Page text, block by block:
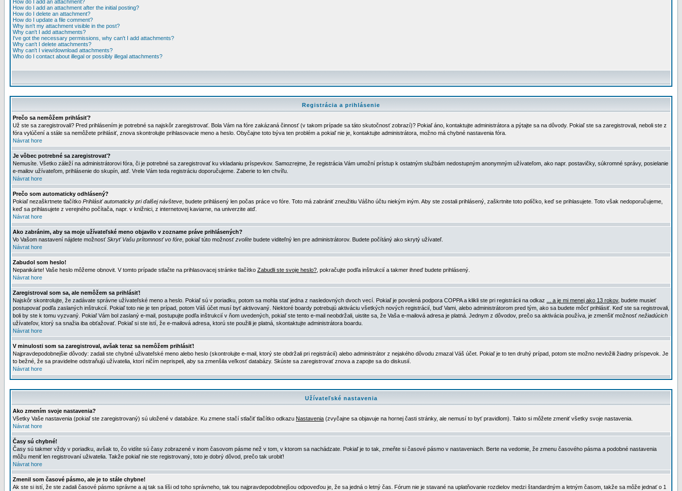
How do I add an attachment?
How do I add an attachment after the initial posting?
How do I delete an attachment?
How do I update a file comment?
Why isn't my attachment visible in the post?
Why can't I add attachments?
I've got the necessary permissions, why can't I add attachments?
Why can't I delete attachments?
Why can't I view/download attachments?
Who do I contact about illegal or possibly illegal attachments?
Registrácia a prihlásenie
Prečo sa nemôžem prihlásiť?
Už ste sa zaregistrovali? Pred prihlásením je potrebné sa najskôr zaregistrovať. Bola Vám na fóre zakázaná činnosť (v takom prípade sa táto skutočnosť zobrazí)? Pokiaľ áno, kontaktujte administrátora a pýtajte sa na dôvody. Pokiaľ ste sa zaregistrovali, neboli ste z
fóra vylúčení a stále sa nemôžete prihlásiť, znova skontrolujte prihlasovacie meno a heslo. Obyčajne toto býva ten problém a pokiaľ nie je, kontaktujte administrátora, možno má chybné nastavenia fóra.
Návrat hore
Je vôbec potrebné sa zaregistrovať?
Nemusíte. Všetko záleží na administrátorovi fóra, či je potrebné sa zaregistrovať ku vkladaniu príspevkov. Samozrejme, že registrácia Vám umožní prístup k ostatným službám nedostupným anonymným užívateľom, ako napr. postavičky, súkromné správy, posielanie
e-mailov užívateľom, prihlásenie do skupín, atď. Vrele Vám teda registráciu doporučujeme. Zaberie to len chvíľu.
Návrat hore
Prečo som automaticky odhlásený?
Pokiaľ nezaškrtnete tlačítko Prihlásiť automaticky pri ďalšej návšteve , budete prihlásený len počas práce vo fóre. Toto má zabrániť zneužitiu Vášho účtu niekým iným. Aby ste zostali prihlásený, zaškrtnite toto políčko, keď se prihlasujete. Toto však nedoporučujeme,
keď sa prihlasujete z verejného počítača, napr. v knižnici, z internetovej kaviarne, na univerzite atď.
Návrat hore
Ako zabránim, aby sa moje užívateľské meno objavilo v zozname práve prihlásených?
Vo Vašom nastavení nájdete možnosťSkryť Vašu prítomnosť vo fóre , pokiaľ túto možnosťzvolíte budete viditeľný len pre administrátorov. Budete počítáný ako skrytý užívateľ.
Návrat hore
Zabudol som heslo!
Nepanikárte! Vaše heslo môžeme obnovit. V tomto prípade stlačte na prihlasovacej stránke tlačítko Zabudli ste svoje heslo? , pokračujte podľa inštrukcií a takmer ihneď budete prihlásený.
Návrat hore
Zaregistroval som sa, ale nemôžem sa prihlásiť!
Najskôr skontrolujte, že zadávate správne užívateľské meno a heslo. Pokiaľ sú v poriadku, potom sa mohla stať jedna z nasledovných dvoch vecí. Pokiaľ je povolená podpora COPPA a klikli ste pri registrácii na odkaz
... a je mi menej ako 13 rokov, budete musieť
postupovať podľa zaslaných inštrukcií. Pokiaľ toto nie je ten prípad, potom Váš účet musí byť aktivovaný. Niektoré boardy potrebujú aktiváciu všetkých nových registrácií, buď Vami, alebo administrátorom pred tým, ako sa budete môcť prihlásiť. Keď ste sa registrovali,
boli by ste k tomu vyzvaný. Pokiaľ Vám bol zaslaný e-mail, postupujte podľa inštrukcií v ňom uvedených, pokiaľ ste tento e-mail neobdržali, uistite sa, že Vaša e-mailová adresa je platná. Jednym z dôvodov, prečo sa aktivácia používa, je zmenšiť možnosťnežiadúcich
užívateľov, ktorý sa snažia iba obťažovať. Pokiaľ si ste istí, že e-mailová adresa, ktorú ste použili je platná, skontaktujte administrátora boardu.
Návrat hore
V minulosti som sa zaregistroval, avšak teraz sa nemôžem prihlásiť!
Najpravdepodobnejšie dôvody: zadali ste chybné uživateľské meno alebo heslo (skontrolujte e-mail, ktorý ste obdržali pri registrácií) alebo administrátor z nejakého dôvodu zmazal Váš účet. Pokiaľ je to ten druhý prípad, potom ste možno nevložili žiadny príspevok. Je
to bežné, že sa pravidelne odstraňujú užívatelia, ktorí ničím neprispeli, aby sa zmenšila veľkosť databázy. Skúste sa zaregistrovať znova a zapojte sa do diskusií.
Návrat hore
Užívateľské nastavenia
Ako zmením svoje nastavenia?
Všetky Vaše nastavenia (pokiaľ ste zaregistrovaný) sú uložené v databáze. Ku zmene stačí stlačiť tlačítko odkazu Nastavenia (zvyčajne sa objavuje na hornej časti stránky, ale nemusí to byť pravidlom). Takto si môžete zmeniť všetky svoje nastavenia.
Návrat hore
Časy sú chybné!
Časy sú takmer vždy v poriadku, avšak to, čo vidíte sú časy zobrazené v inom časovom pásme než v tom, v ktorom sa nachádzate. Pokiaľ je to tak, zmeňte si časové pásmo v nastaveniach. Berte na vedomie, že zmenu časového pásma a podobné nastavenia
môžu meniť len registrovaní uživatelia. Takže pokiaľ nie ste registrovaný, toto je dobrý dôvod, prečo tak urobiť!
Návrat hore
Zmenil som časové pásmo, ale je to stále chybne!
Ak ste si istí, že ste zadali časové pásmo správne a aj tak sa líši od toho správneho, tak tou najpravdepodobnejšou odpoveďou je, že sa jedná o letný čas. Fórum nie je stavané na uplatňovanie rozdielov medzi štandardným a letným časom, takže sa môže jednať o 1